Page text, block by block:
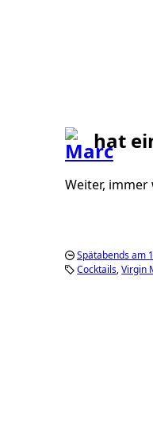
hat
Weiter, immer
Spätabends am
Cocktails Virgin